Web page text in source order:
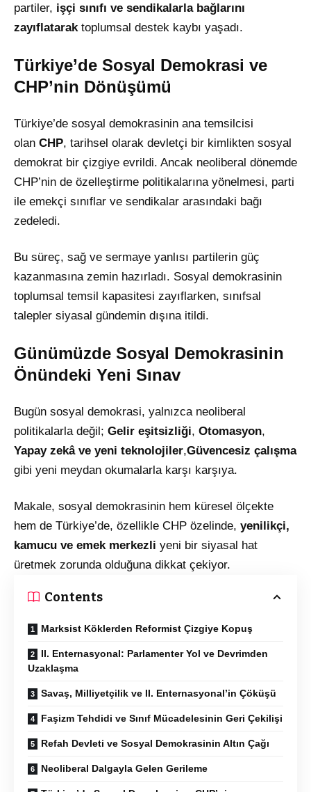
partiler, işçi sınıfı ve sendikalarla bağlarını
zayıflatarak toplumsal destek kaybı yaşadı.
Türkiye’de Sosyal Demokrasi ve
CHP’nin Dönüşümü
Türkiye’de sosyal demokrasinin ana temsilcisi
olan CHP, tarihsel olarak devletçi bir kimlikten sosyal
demokrat bir çizgiye evrildi. Ancak neoliberal dönemde
CHP’nin de özelleştirme politikalarına yönelmesi, parti
ile emekçi sınıflar ve sendikalar arasındaki bağı
zedeledi.
Bu süreç, sağ ve sermaye yanlısı partilerin güç
kazanmasına zemin hazırladı. Sosyal demokrasinin
toplumsal temsil kapasitesi zayıflarken, sınıfsal
talepler siyasal gündemin dışına itildi.
Günümüzde Sosyal Demokrasinin
Önündeki Yeni Sınav
Bugün sosyal demokrasi, yalnızca neoliberal
politikalarla değil; Gelir eşitsizliği, Otomasyon,
Yapay zekâ ve yeni teknolojiler,Güvencesiz çalışma
gibi yeni meydan okumalarla karşı karşıya.
Makale, sosyal demokrasinin hem küresel ölçekte
hem de Türkiye’de, özellikle CHP özelinde, yenilikçi,
kamucu ve emek merkezli yeni bir siyasal hat
üretmek zorunda olduğuna dikkat çekiyor.
Contents
Marksist Köklerden Reformist Çizgiye Kopuş
II. Enternasyonal: Parlamenter Yol ve Devrimden
Uzaklaşma
Savaş, Milliyetçilik ve II. Enternasyonal’in Çöküşü
Faşizm Tehdidi ve Sınıf Mücadelesinin Geri Çekilişi
Refah Devleti ve Sosyal Demokrasinin Altın Çağı
Neoliberal Dalgayla Gelen Gerileme